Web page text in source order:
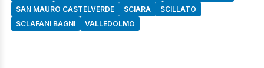
SAN MAURO CASTELVERDE
SCIARA
SCILLATO
SCLAFANI BAGNI
VALLEDOLMO